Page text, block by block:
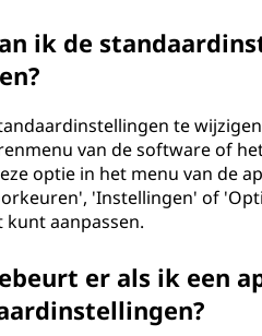
ik de
te
van de software of
optie in het menu van de
'Instellingen' of
kunt aanpassen.
er als ik een